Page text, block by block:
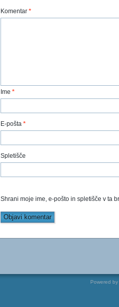
Komentar *
Ime *
E-pošta *
Spletišče
Shrani moje ime, e-pošto in spletišče v ta
Powered by